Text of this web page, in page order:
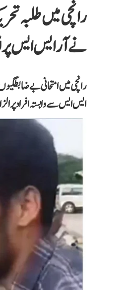
رانچی میں طلبہ
نے آر ایس ایس پر
رانچی میں امتحانی بے
ایس ایس سے وابستہ افراد پر